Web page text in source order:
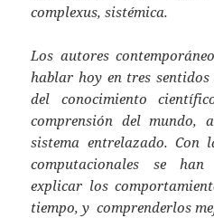
complexus, sistémica.
Los autores
hablar hoy en tres
del conocimiento
comprensión del mundo,
sistema entrelazado. Con
computacionales se
explicar los
tiempo, y comprenderlos